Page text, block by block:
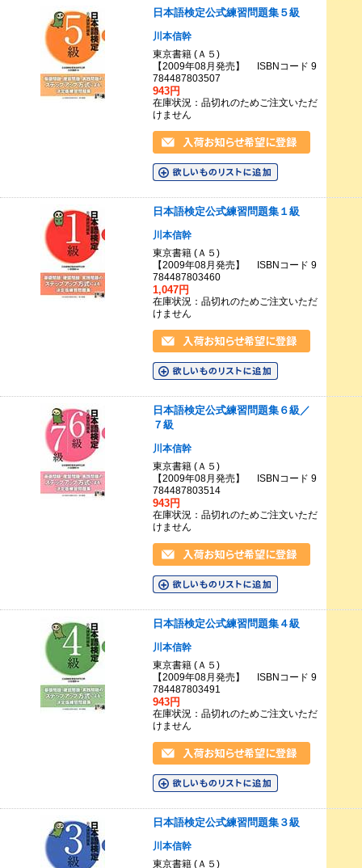
日本語検定公式練習問題集５級
川本信幹
東京書籍 (Ａ５)
【2009年08月発売】 ISBNコード 9
784487803507
943円
在庫状況：品切れのためご注文いただ
けません
日本語検定公式練習問題集１級
川本信幹
東京書籍 (Ａ５)
【2009年08月発売】 ISBNコード 9
784487803460
1,047円
在庫状況：品切れのためご注文いただ
けません
日本語検定公式練習問題集６級／
７級
川本信幹
東京書籍 (Ａ５)
【2009年08月発売】 ISBNコード 9
784487803514
943円
在庫状況：品切れのためご注文いただ
けません
日本語検定公式練習問題集４級
川本信幹
東京書籍 (Ａ５)
【2009年08月発売】 ISBNコード 9
784487803491
943円
在庫状況：品切れのためご注文いただ
けません
日本語検定公式練習問題集３級
川本信幹
東京書籍 (Ａ５)